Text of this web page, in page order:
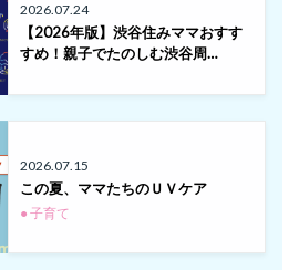
2026.07.24
【2026年版】渋谷住みママおすす
すめ！親子でたのしむ渋谷周…
2026.07.15
この夏、ママたちのＵＶケア
● 子育て